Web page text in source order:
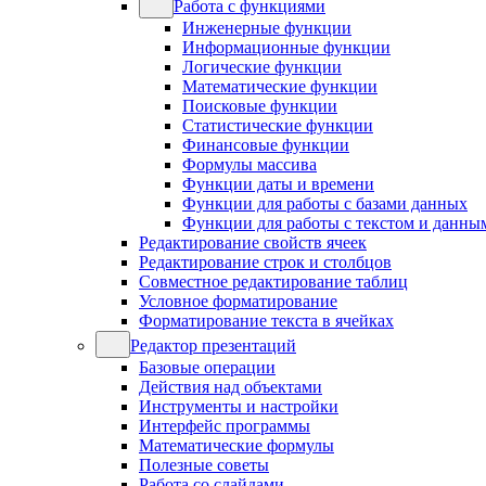
Работа с функциями
Инженерные функции
Информационные функции
Логические функции
Математические функции
Поисковые функции
Статистические функции
Финансовые функции
Формулы массива
Функции даты и времени
Функции для работы с базами данных
Функции для работы с текстом и
Редактирование свойств ячеек
Редактирование строк и столбцов
Совместное редактирование таблиц
Условное форматирование
Форматирование текста в ячейках
Редактор презентаций
Базовые операции
Действия над объектами
Инструменты и настройки
Интерфейс программы
Математические формулы
Полезные советы